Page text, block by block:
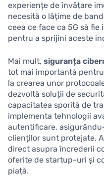
experiențe de învățare
necesită o lățime de
ceea ce face ca 5G să
pentru a sprijini aceste
Mai mult, siguranța
tot mai importantă
la crearea unor
dezvoltă soluții de
capacitatea sporită de
implementa tehnologii
autentificare,
clienților sunt protejate.
direct asupra încrederii
oferite de startup-uri și
piață.